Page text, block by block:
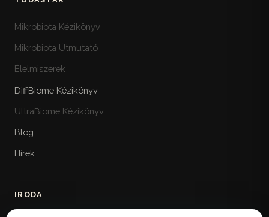
Mikrobiota Kézikönyv
Mikrobiota Útmutató
Élelmiszerek
DiffBiome Kézikönyv
UltraBiome Kézikönyv
Blog
Hírek
IRODA